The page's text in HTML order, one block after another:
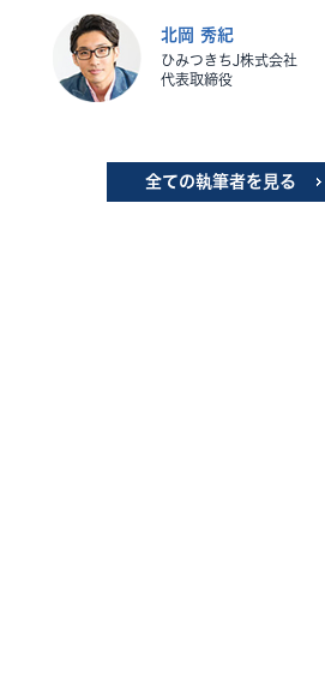
北岡 秀紀
ひみつきちJ株式会社
代表取締役
全ての執筆者を見る